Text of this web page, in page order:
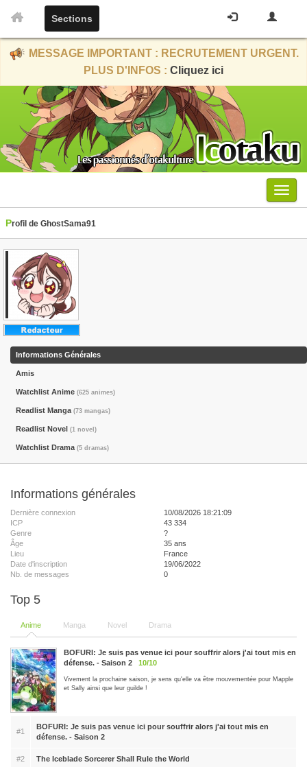
Sections
MESSAGE IMPORTANT : RECRUTEMENT URGENT.
PLUS D'INFOS : Cliquez ici
Menu
Profil de GhostSama91
Informations Générales
Amis
Watchlist Anime (625 animes)
Readlist Manga (73 mangas)
Readlist Novel (1 novel)
Watchlist Drama (5 dramas)
Informations générales
Dernière connexion
10/08/2026 18:21:09
ICP
43 334
Genre
?
Âge
35 ans
Lieu
France
Date d'inscription
19/06/2022
Nb. de messages
0
Top 5
Anime Manga Novel Drama
BOFURI: Je suis pas venue ici pour souffrir alors j'ai tout mis en
défense. - Saison 2 10/10
Vivement la prochaine saison, je sens qu'elle va être mouvementée pour Mapple
et Sally ainsi que leur guilde !
#1
BOFURI: Je suis pas venue ici pour souffrir alors j'ai tout mis en
défense. - Saison 2
#2 The Iceblade Sorcerer Shall Rule the World